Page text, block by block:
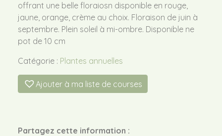
offrant une belle floraiosn disponible en rouge,
jaune, orange, crème au choix. Floraison de juin à
septembre. Plein soleil à mi-ombre. Disponible ne
pot de 10 cm
Catégorie : Plantes annuelles
Ajouter à ma liste de courses
Partagez cette information :